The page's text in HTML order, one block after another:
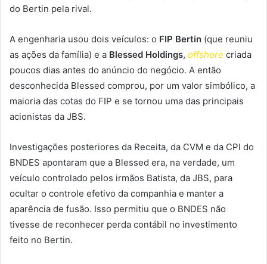
do Bertin pela rival.
A engenharia usou dois veículos: o FIP Bertin (que reuniu
as ações da família) e a Blessed Holdings, offshore criada
poucos dias antes do anúncio do negócio. A então
desconhecida Blessed comprou, por um valor simbólico, a
maioria das cotas do FIP e se tornou uma das principais
acionistas da JBS.
Investigações posteriores da Receita, da CVM e da CPI do
BNDES apontaram que a Blessed era, na verdade, um
veículo controlado pelos irmãos Batista, da JBS, para
ocultar o controle efetivo da companhia e manter a
aparência de fusão. Isso permitiu que o BNDES não
tivesse de reconhecer perda contábil no investimento
feito no Bertin.